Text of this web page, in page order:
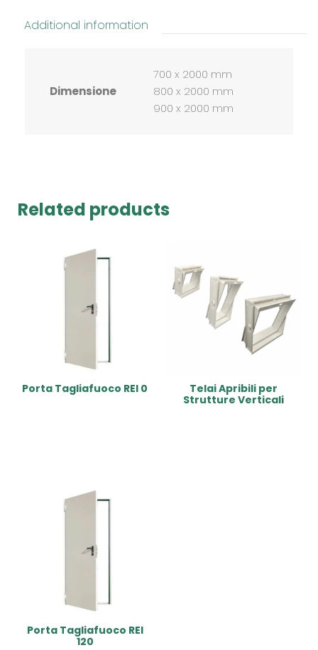
Additional information
Dimensione
700 x 2000 mm
800 x 2000 mm
900 x 2000 mm
Related products
Porta Tagliafuoco REI 0
Telai Apribili per
Strutture Verticali
Porta Tagliafuoco REI
120